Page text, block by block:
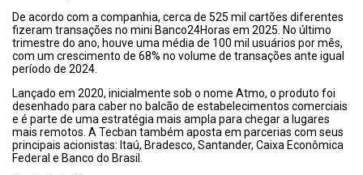
De acordo com a companhia, cerca de 525 mil cartões diferentes
fizeram transações no mini Banco24Horas em 2025. No último
trimestre do ano, houve uma média de 100 mil usuários por mês,
com um crescimento de 68% no volume de transações ante igual
período de 2024.
Lançado em 2020, inicialmente sob o nome Atmo, o produto foi
desenhado para caber no balcão de estabelecimentos comerciais
e é parte de uma estratégia mais ampla para chegar a lugares
mais remotos. A Tecban também aposta em parcerias com seus
principais acionistas: Itaú, Bradesco, Santander, Caixa Econômica
Federal e Banco do Brasil.